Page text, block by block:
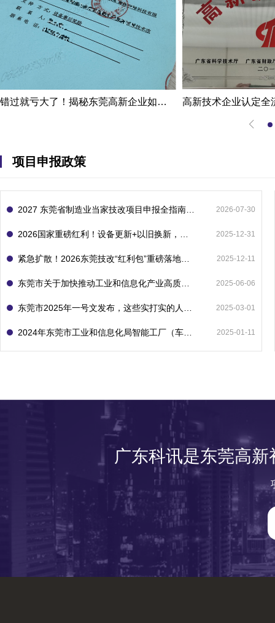
错过就亏大了！揭秘东莞高新企业如何轻松拿下省级技术改造项目300万补贴
项目申报政策
2026-07-30
2025-12-31
2025-12-11
2025-06-06
2025-03-01
2025-01-11
广东科讯是东莞高